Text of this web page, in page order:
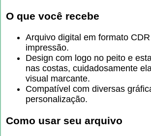
O que você recebe
Arquivo digital em formato
impressão.
Design com logo no peito e
nas costas, cuidadosamente
visual marcante.
Compatível com diversas
personalização.
Como usar seu arquivo